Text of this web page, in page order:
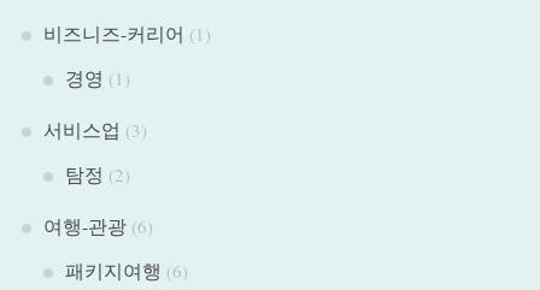
비즈니즈-커리어 (1)
경영 (1)
서비스업 (3)
탐정 (2)
여행-관광(6)
패키지여행 (6)